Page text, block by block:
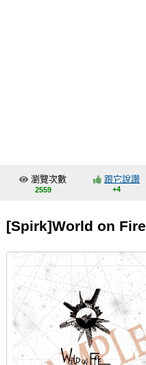
交流中心
會員功能選單
會員中心
註冊會員
登入
瀏覽次數
2559
跟它說讚
+4
[Spirk]World on Fire